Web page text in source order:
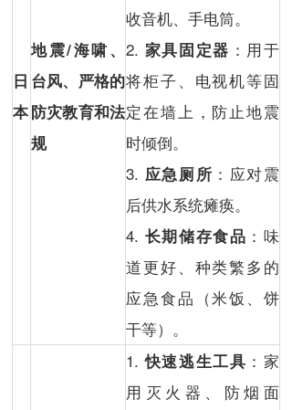
日
本
地震/海啸、
台风、严格的
防灾教育和法
规
收音机、手电筒。
2. 家具固定器 ：用于
将柜子、电视机等固
定在墙上，防止地震
时倾倒。
3. 应急厕所 ：应对震
后供水系统瘫痪。
4. 长期储存食品 ：味
道更好、种类繁多的
应急食品（米饭、饼
干等）。
1.快速逃生工具 ：家
用灭火器、防烟面